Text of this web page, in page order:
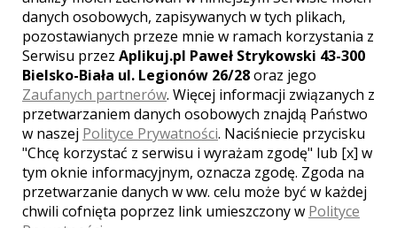
250.00 ZŁ
1377
Liczba pozycji:6
danych osobowych, zapisywanych w tych plikach,
pozostawianych przeze mnie w ramach korzystania z
Serwisu przez Aplikuj.pl Paweł Strykowski 43-300
Bielsko-Biała ul. Legionów 26/28oraz jego
Zaufanych partnerów. Więcej informacji związanych z
przetwarzaniem danych osobowych znajdą Państwo
w naszej Polityce Prywatności. Naciśniecie przycisku
"Chcę korzystać z serwisu i wyrażam zgodę" lub [x] w
tym oknie informacyjnym, oznacza zgodę. Zgoda na
przetwarzanie danych w ww. celu może być w każdej
chwili cofnięta poprzez link umieszczony w Polityce